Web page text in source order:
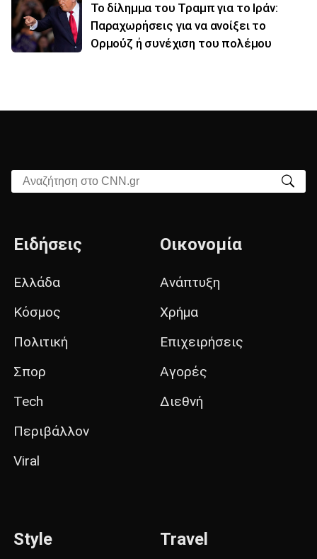
Το δίλημμα του Τραμπ για το Ιράν:
Παραχωρήσεις για να ανοίξει το
Ορμούζ ή συνέχιση του πολέμου
Αναζήτηση στο CNN.gr
Ειδήσεις
Ελλάδα
Κόσμος
Πολιτική
Σπορ
Tech
Περιβάλλον
Viral
Οικονομία
Ανάπτυξη
Χρήμα
Επιχειρήσεις
Αγορές
Διεθνή
Style Travel